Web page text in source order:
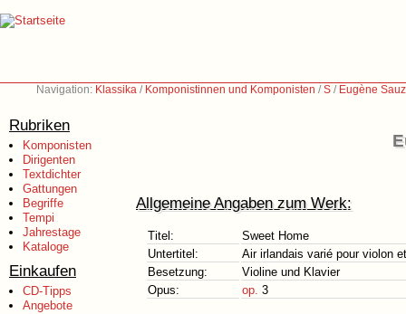
Navigation: Klassika / Komponistinnen und Komponisten /S / Eugène
Rubriken
Komponisten
Dirigenten
Textdichter
Gattungen
Begriffe
Tempi
Jahrestage
Kataloge
Einkaufen
CD-Tipps
Angebote
Allgemeine Angaben zum Werk:
Titel:
Sweet Home
Untertitel:
Air irlandais varié pour violon
Besetzung:
Violine und Klavier
Opus:
op. 3